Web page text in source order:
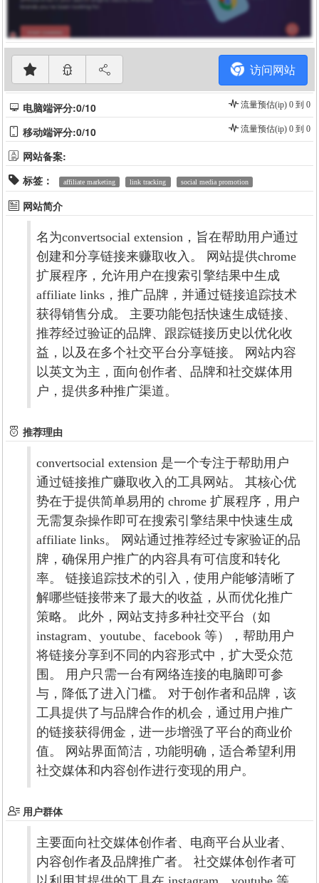
访问网站
电脑端评分:0/10 流量预估(ip) 0 到 0
移动端评分:0/10 流量预估(ip) 0 到 0
网站备案:
标签：
affiliate marketing link tracking social media promotion
网站简介
名为convertsocial extension，旨在帮助用户通过
创建和分享链接来赚取收入。 网站提供chrome
扩展程序，允许用户在搜索引擎结果中生成
affiliate links，推广品牌，并通过链接追踪技术
获得销售分成。 主要功能包括快速生成链接、
推荐经过验证的品牌、跟踪链接历史以优化收
益，以及在多个社交平台分享链接。 网站内容
以英文为主，面向创作者、品牌和社交媒体用
户，提供多种推广渠道。
推荐理由
convertsocial extension 是一个专注于帮助用户
通过链接推广赚取收入的工具网站。 其核心优
势在于提供简单易用的 chrome 扩展程序，用户
无需复杂操作即可在搜索引擎结果中快速生成
affiliate links。 网站通过推荐经过专家验证的品
牌，确保用户推广的内容具有可信度和转化
率。 链接追踪技术的引入，使用户能够清晰了
解哪些链接带来了最大的收益，从而优化推广
策略。 此外，网站支持多种社交平台（如
instagram、youtube、facebook 等），帮助用户
将链接分享到不同的内容形式中，扩大受众范
围。 用户只需一台有网络连接的电脑即可参
与，降低了进入门槛。 对于创作者和品牌，该
工具提供了与品牌合作的机会，通过用户推广
的链接获得佣金，进一步增强了平台的商业价
值。 网站界面简洁，功能明确，适合希望利用
社交媒体和内容创作进行变现的用户。
用户群体
主要面向社交媒体创作者、电商平台从业者、
内容创作者及品牌推广者。 社交媒体创作者可